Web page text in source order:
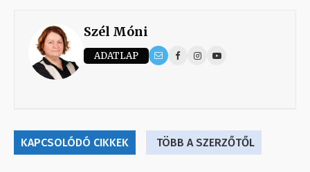
Szél Móni
ADATLAP
KAPCSOLÓDÓ CIKKEK TÖBB A SZERZŐTŐL